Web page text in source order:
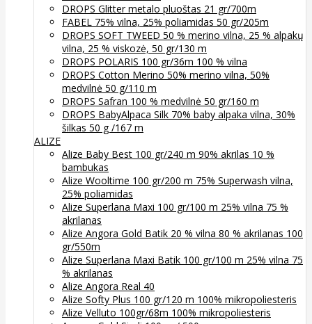
DROPS Glitter metalo pluoštas 21 gr/700m
FABEL 75% vilna, 25% poliamidas 50 gr/205m
DROPS SOFT TWEED 50 % merino vilna, 25 % alpakų
vilna, 25 % viskozė, 50 gr/130 m
DROPS POLARIS 100 gr/36m 100 % vilna
DROPS Cotton Merino 50% merino vilna, 50%
medvilnė 50 g/110 m
DROPS Safran 100 % medvilnė 50 gr/160 m
DROPS BabyAlpaca Silk 70% baby alpaka vilna, 30%
šilkas 50 g /167 m
ALIZE
Alize Baby Best 100 gr/240 m 90% akrilas 10 %
bambukas
Alize Wooltime 100 gr/200 m 75% Superwash vilna,
25% poliamidas
Alize Superlana Maxi 100 gr/100 m 25% vilna 75 %
akrilanas
Alize Angora Gold Batik 20 % vilna 80 % akrilanas 100
gr/550m
Alize Superlana Maxi Batik 100 gr/100 m 25% vilna 75
% akrilanas
Alize Angora Real 40
Alize Softy Plus 100 gr/120 m 100% mikropoliesteris
Alize Velluto 100gr/68m 100% mikropoliesteris